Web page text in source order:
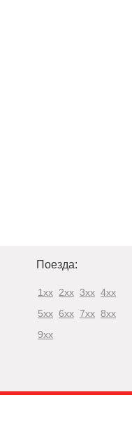
Поезда:
1xx 2xx 3xx 4xx
5xx 6xx 7xx 8xx
9xx